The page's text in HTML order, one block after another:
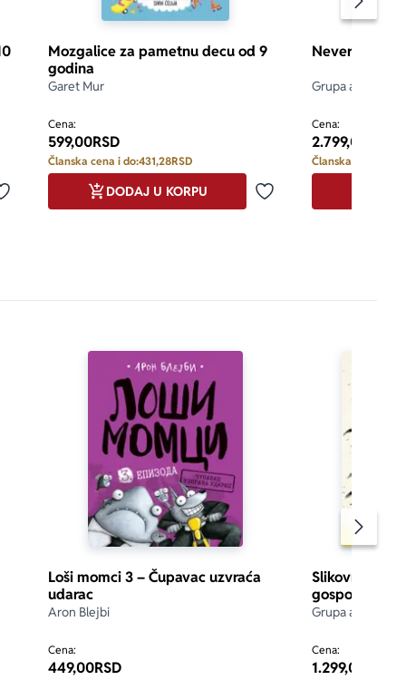
Dodaj u omiljene
Mozgalice za pametnu decu od 9
godina
Garet Mur
Cena:
599,00RSD
Članska cena i do:431,28RSD
Dodaj u omiljene
DODAJ U KORPU
Neverovatan
Grupa autora
Cena:
2.799,00
Članska cena i do:
Loši momci 3 – Čupavac uzvraća
udarac
Aron Blejbi
Cena:
449,00RSD
Slikovnica –
gospođice
Grupa autora
Cena:
1.299,00